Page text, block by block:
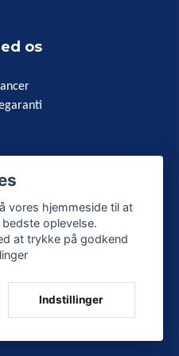
os
vores hjemmeside til at
oplevelse.
at trykke på godkend
Indstillinger